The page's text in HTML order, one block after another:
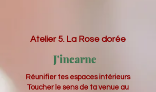
Atelier 5. La Rose dorée
J'incarne
Réunifier tes espaces intérieurs
Toucher le sens de ta venue au